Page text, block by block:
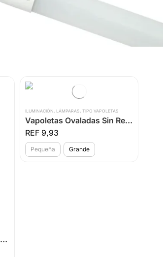
Vapoletas Redondas Sin Rejilla
ILUMINACIÓN , LÁMPARAS , TIPO VAPOLETAS
Vapoletas Ovaladas Sin Rejilla
9,93
Pequeña Grande